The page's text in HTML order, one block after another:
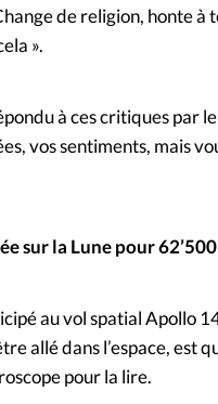
de religion, honte
».
à ces critiques par
vos sentiments, mais
sur la Lune pour
au vol spatial Apollo
allé dans l’espace, est
pour la lire.